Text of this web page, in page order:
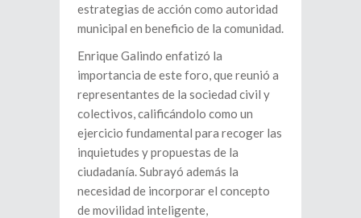
estrategias de acción como autoridad
municipal en beneficio de la comunidad.
Enrique Galindo enfatizó la
importancia de este foro, que reunió a
representantes de la sociedad civil y
colectivos, calificándolo como un
ejercicio fundamental para recoger las
inquietudes y propuestas de la
ciudadanía. Subrayó además la
necesidad de incorporar el concepto
de movilidad inteligente,